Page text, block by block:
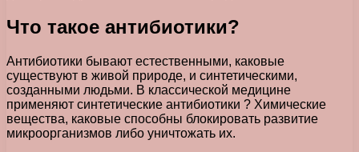
Что такое антибиотики?
Антибиотики бывают естественными, каковые
существуют в живой природе, и синтетическими,
созданными людьми. В классической медицине
применяют синтетические антибиотики ? Химические
вещества, каковые способны блокировать развитие
микроорганизмов либо уничтожать их.